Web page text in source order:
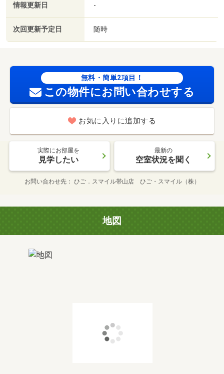
情報更新日 -
次回更新予定日 随時
無料・簡単2項目！
この物件にお問い合わせする
お気に入りに追加する
実際にお部屋を
見学したい
最新の
空室状況を聞く
お問い合わせ先 ひご．スマイル帯山店 ひご・スマイル（株）
地図